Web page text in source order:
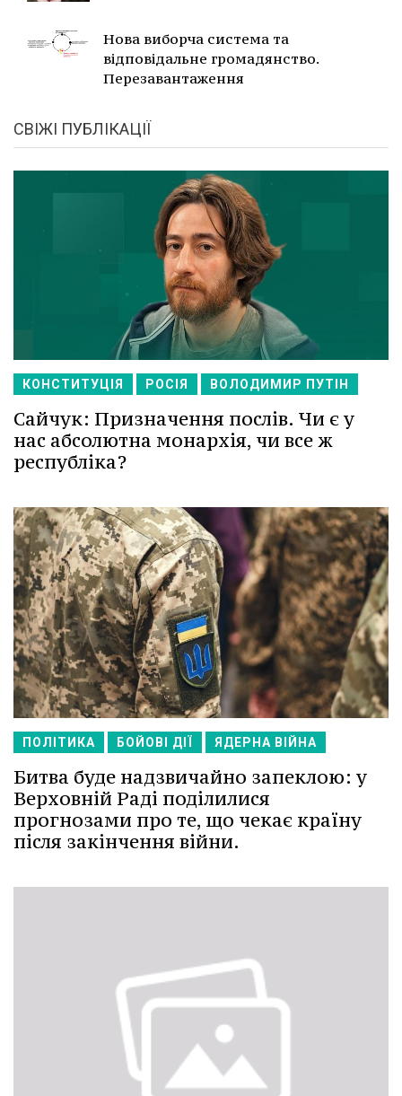
Нова виборча система та
відповідальне громадянство.
Перезавантаження
СВІЖІ ПУБЛІКАЦІЇ
КОНСТИТУЦІЯ РОСІЯ ВОЛОДИМИР ПУТІН
Сайчук: Призначення послів. Чи є у
нас абсолютна монархія, чи все ж
республіка?
ПОЛІТИКА БОЙОВІ ДІЇ ЯДЕРНА ВІЙНА
Битва буде надзвичайно запеклою: у
Верховній Раді поділилися
прогнозами про те, що чекає країну
після закінчення війни.